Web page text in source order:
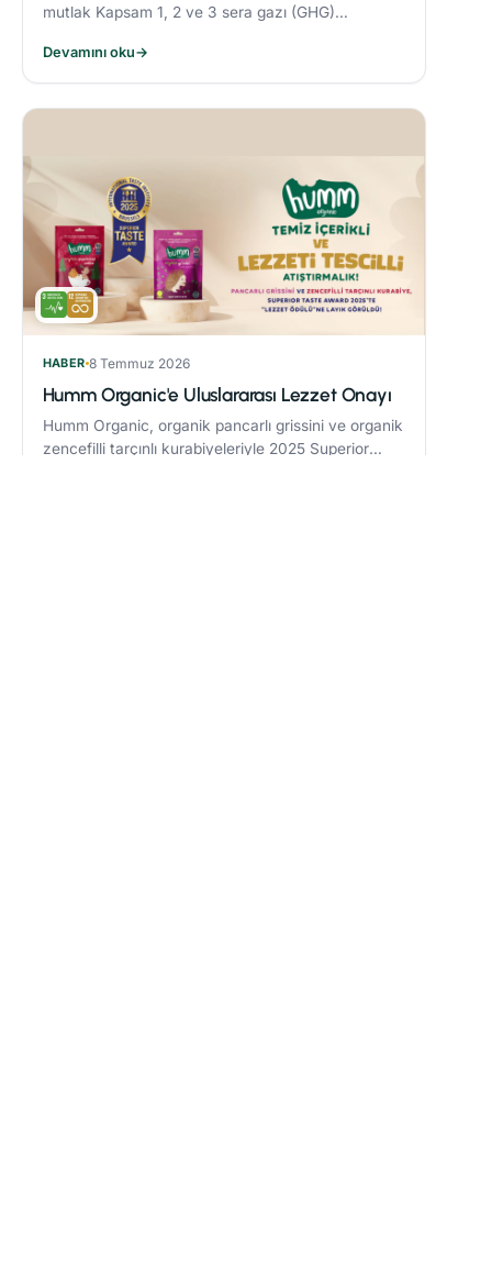
mutlak Kapsam 1, 2 ve 3 sera gazı (GHG)
etmektedir.
Devamını oku→
HABER 8 Temmuz 2026
Humm Organic'e Uluslararası Lezzet Onayı
Humm Organic, organik pancarlı grissini ve organik
zencefilli tarçınlı kurabiyeleriyle 2025 Superior